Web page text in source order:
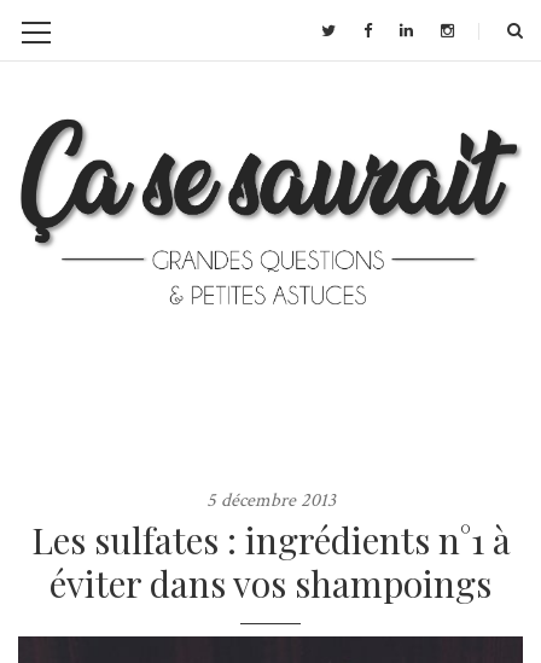
5 décembre 2013
Les sulfates : ingrédients n°1 à
éviter dans vos shampoings